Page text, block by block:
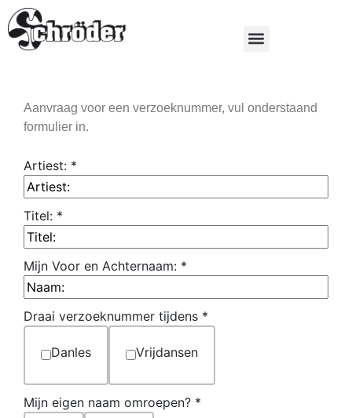
Aanvraag voor een verzoeknummer, vul onderstaand
formulier in.
Artiest: *
Titel: *
Mijn Voor en Achternaam: *
Draai verzoeknummer tijdens *
Danles Vrijdansen
Mijn eigen naam omroepen? *